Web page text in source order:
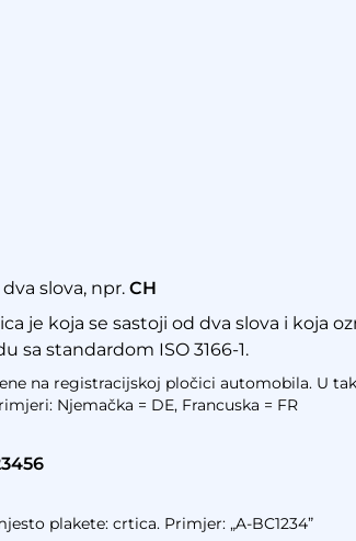
slova, npr. CH
je koja se sastoji od dva slova i koja
sa standardom ISO 3166-1.
na registracijskoj pločici automobila. U
Njemačka = DE, Francuska = FR
plakete: crtica. Primjer: „A-BC1234”